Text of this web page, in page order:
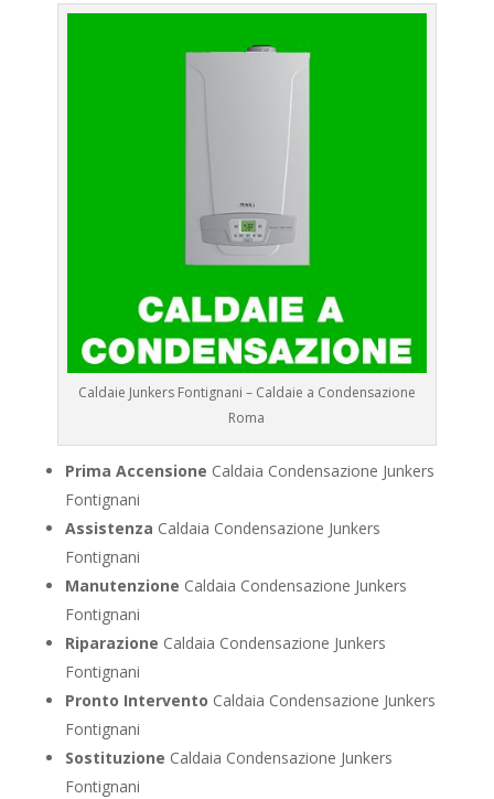
Caldaie Junkers Fontignani – Caldaie a Condensazione
Roma
Prima Accensione Caldaia Condensazione Junkers
Fontignani
Assistenza Caldaia Condensazione Junkers
Fontignani
Manutenzione Caldaia Condensazione Junkers
Fontignani
Riparazione Caldaia Condensazione Junkers
Fontignani
Pronto Intervento Caldaia Condensazione Junkers
Fontignani
Sostituzione Caldaia Condensazione Junkers
Fontignani